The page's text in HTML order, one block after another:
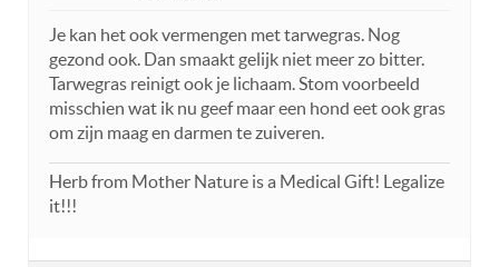
Je kan het ook vermengen met tarwegras. Nog
gezond ook. Dan smaakt gelijk niet meer zo bitter.
Tarwegras reinigt ook je lichaam. Stom voorbeeld
misschien wat ik nu geef maar een hond eet ook gras
om zijn maag en darmen te zuiveren.
Herb from Mother Nature is a Medical Gift! Legalize
it!!!